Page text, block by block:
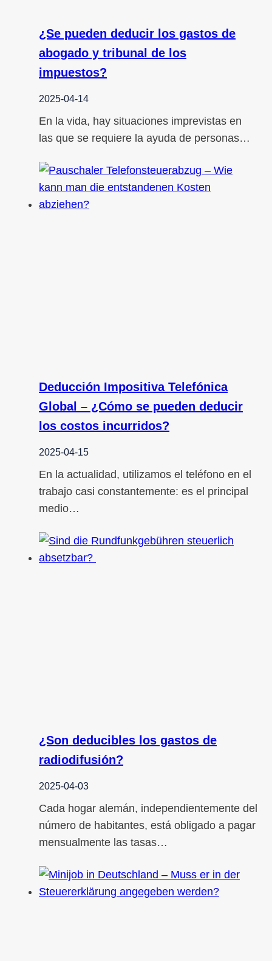
¿Se pueden deducir los gastos de
abogado y tribunal de los
impuestos?
2025-04-14
En la vida, hay situaciones imprevistas en
las que se requiere la ayuda de personas…
Deducción Impositiva Telefónica
Global – ¿Cómo se pueden deducir
los costos incurridos?
2025-04-15
En la actualidad, utilizamos el teléfono en el
trabajo casi constantemente: es el principal
medio…
¿Son deducibles los gastos de
radiodifusión?
2025-04-03
Cada hogar alemán, independientemente del
número de habitantes, está obligado a pagar
mensualmente las tasas…